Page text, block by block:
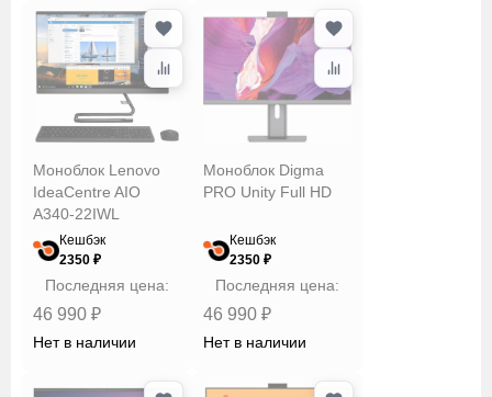
Моноблок Lenovo
IdeaCentre AIO
A340-22IWL
Кешбэк
2350 ₽
Последняя цена:
46 990 ₽
Нет в наличии
Моноблок Digma
PRO Unity Full HD
Кешбэк
2350 ₽
Последняя цена:
46 990 ₽
Нет в наличии